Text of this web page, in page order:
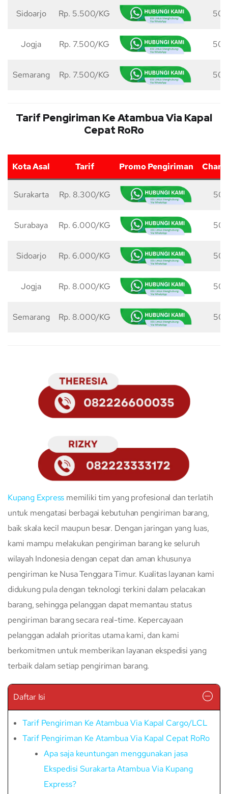
Sidoarjo Rp. 5.500/KG 50
Jogja Rp. 7.500/KG 50
Semarang Rp. 7.500/KG 50
Tarif Pengiriman Ke Atambua Via Kapal
Cepat RoRo
Kota Asal Tarif Promo Pengiriman
Surakarta Rp. 8.300/KG 50
Surabaya Rp. 6.000/KG 50
Sidoarjo Rp. 6.000/KG 50
Jogja Rp. 8.000/KG 50
Semarang Rp. 8.000/KG 50
Kupang Express memiliki tim yang profesional dan terlatih
untuk mengatasi berbagai kebutuhan pengiriman barang,
baik skala kecil maupun besar. Dengan jaringan yang luas,
kami mampu melakukan pengiriman barang ke seluruh
wilayah Indonesia dengan cepat dan aman khusunya
pengiriman ke Nusa Tenggara Timur. Kualitas layanan kami
didukung pula dengan teknologi terkini dalam pelacakan
barang, sehingga pelanggan dapat memantau status
pengiriman barang secara real-time. Kepercayaan
pelanggan adalah prioritas utama kami, dan kami
berkomitmen untuk memberikan layanan ekspedisi yang
terbaik dalam setiap pengiriman barang.
Daftar Isi
Tarif Pengiriman Ke Atambua Via Kapal Cargo/LCL
Tarif Pengiriman Ke Atambua Via Kapal Cepat RoRo
Apa saja keuntungan menggunakan jasa
Ekspedisi Surakarta Atambua Via Kupang
Express?